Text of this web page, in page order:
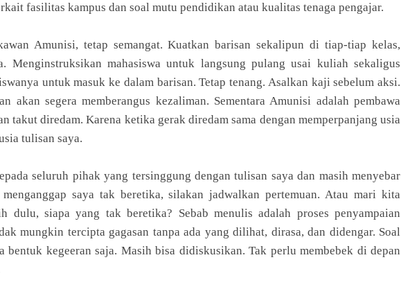
fasilitas kampus dan soal mutu pendidikan atau kualitas tenaga pengajar.
Amunisi, tetap semangat. Kuatkan barisan sekalipun di tiap-tiap kelas,
Menginstruksikan mahasiswa untuk langsung pulang usai kuliah sekaligus
untuk masuk ke dalam barisan. Tetap tenang. Asalkan kaji sebelum aksi.
akan segera memberangus kezaliman. Sementara Amunisi adalah pembawa
takut diredam. Karena ketika gerak diredam sama dengan memperpanjang usia
tulisan saya.
seluruh pihak yang tersinggung dengan tulisan saya dan masih menyebar
menganggap saya tak beretika, silakan jadwalkan pertemuan. Atau mari kita
dulu, siapa yang tak beretika? Sebab menulis adalah proses penyampaian
mungkin tercipta gagasan tanpa ada yang dilihat, dirasa, dan didengar. Soal
bentuk kegeeran saja. Masih bisa didiskusikan. Tak perlu membebek di depan